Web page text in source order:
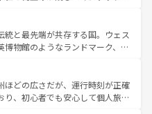
、多彩な楽しみ方が可能だ。さ
も魅力が溢れており、どの街角に
いている。パリ以外の個性あふ
歩いても飽きることがない。ベ
イエルン州のアルプスの絶景、そ
ン畑といった風景は必見。ビール
てほしい。 なお、新着の
一覧を参照してほしい。
統と最先端が共存する国。ウェス
博物館のようなランドマーク、歴
る。また、優雅なアフタヌーン
たまらない英国パブ、サッカー観
できる体験も豊富。イギリスを旅
ほどの広さだが、運行時刻が正確
り、初心者でも安心して個人旅行